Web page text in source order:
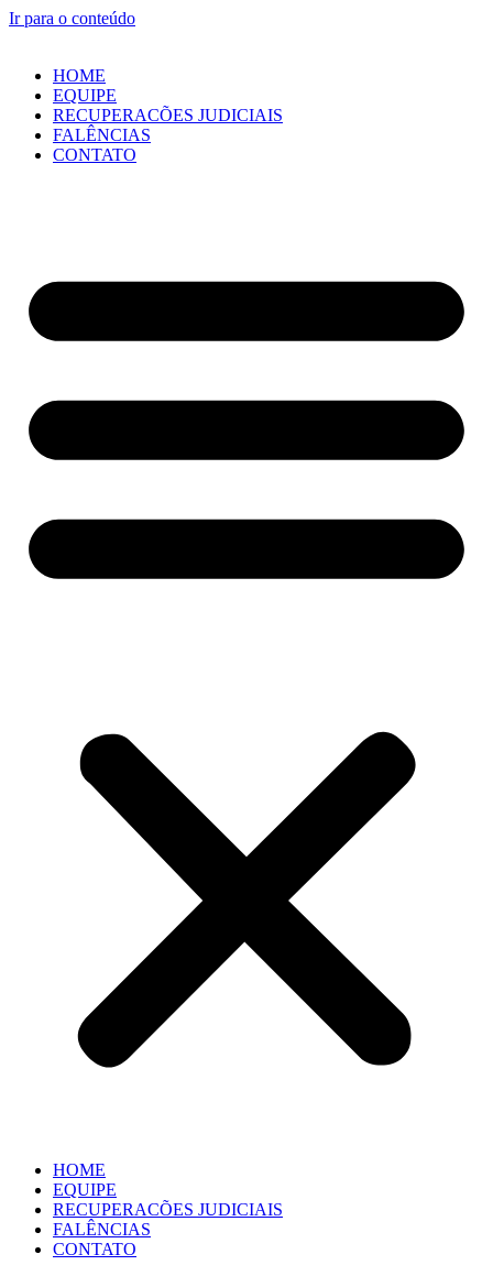
Ir para o conteúdo
HOME
EQUIPE
RECUPERACÕES JUDICIAIS
FALÊNCIAS
CONTATO
HOME
EQUIPE
RECUPERACÕES JUDICIAIS
FALÊNCIAS
CONTATO